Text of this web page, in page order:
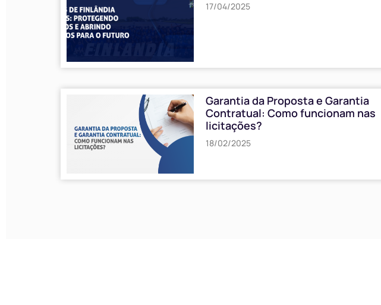
17/04/2025
Garantia da Proposta e Garantia
Contratual: Como funcionam nas
licitações?
18/02/2025